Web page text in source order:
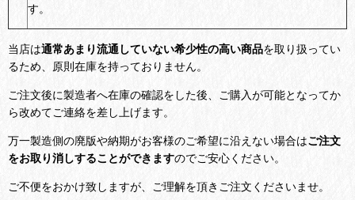
す。
当店は通常あまり流通していない希少性の高い商品を取り扱ってい
るため、原則在庫を持っておりません。
ご注文後に製造者へ在庫の確認をした後、ご購入が可能となってか
ら改めてご連絡を差し上げます。
万一製造側の廃版や納期がお客様のご希望に沿えない場合はご注文
をお取り消しすることができますのでご安心ください。
ご不便をおかけ致しますが、ご理解を頂きご注文くださいませ。